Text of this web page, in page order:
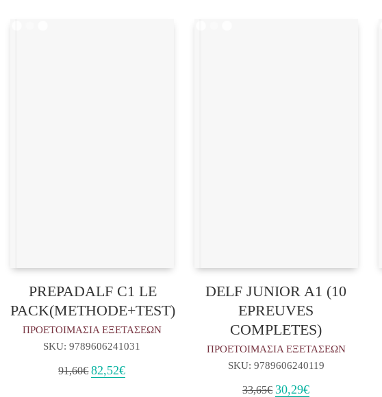
PREPADALF C1 LE
PACK(METHODE+TEST)
ΠΡΟΕΤΟΙΜΑΣΙΑ ΕΞΕΤΑΣΕΩΝ
SKU: 9789606241031
91,60€ Original
price
82,52€Η
τρέχουσα
DELF JUNIOR A1 (10
EPREUVES
COMPLETES)
ΠΡΟΕΤΟΙΜΑΣΙΑ ΕΞΕΤΑΣΕΩΝ
SKU: 9789606240119
33,65€ Original
30,29€Η